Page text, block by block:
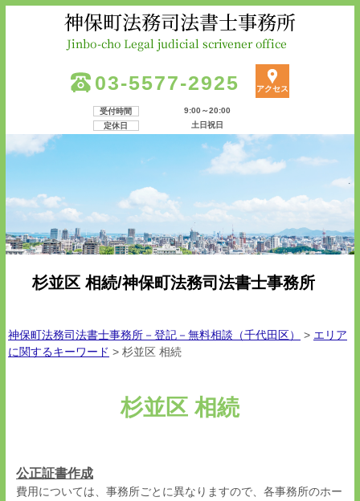
03-5577-2925 アクセス
受付時間
9:00～20:00
定休日
土日祝日
杉並区 相続/神保町法務司法書士事務所
神保町法務司法書士事務所－登記－無料相談（千代田区） > エリア
に関するキーワード > 杉並区 相続
杉並区 相続
公正証書作成
費用については、事務所ごとに異なりますので、各事務所のホー